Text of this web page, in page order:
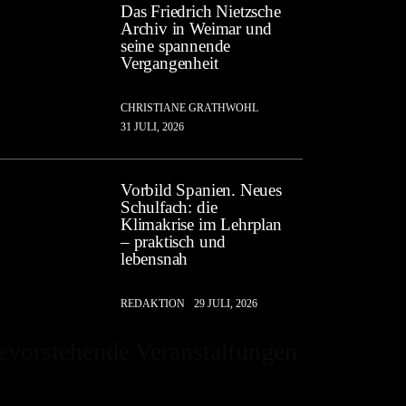
Das Friedrich Nietzsche
Archiv in Weimar und
seine spannende
Vergangenheit
CHRISTIANE GRATHWOHL
31 JULI, 2026
Vorbild Spanien. Neues
Schulfach: die
Klimakrise im Lehrplan
– praktisch und
lebensnah
REDAKTION 29 JULI, 2026